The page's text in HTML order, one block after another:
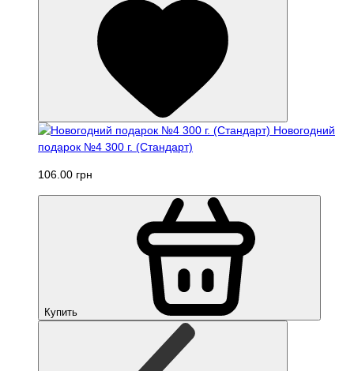
Новогодний
подарок №4 300 г. (Стандарт)
106.00 грн
Купить